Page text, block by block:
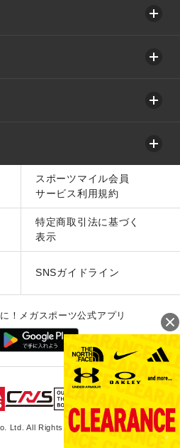
スポーツマイル会員
サービス利用規約
特定商取引法に基づく
表示
SNSガイドライン
！メガスポーツ公式アプリ
Ltd. All Rights Reserved.